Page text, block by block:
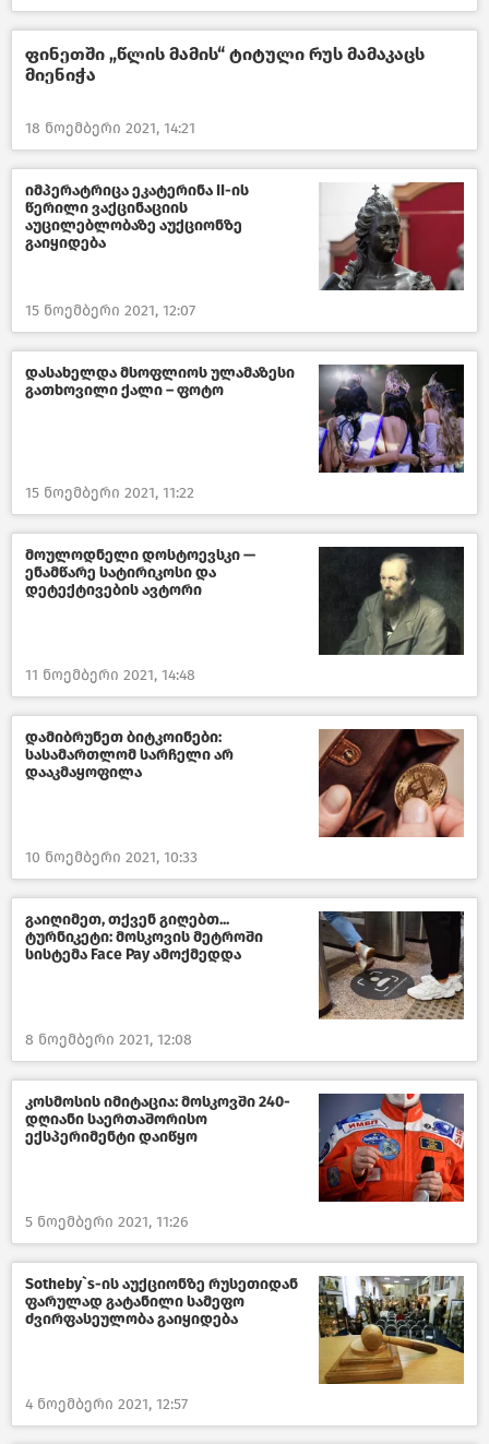
ფინეთში „წლის მამის“ ტიტული რუს მამაკაცს
მიენიჭა
18 ნოემბერი 2021, 14:21
იმპერატრიცა ეკატერინა II-ის
წერილი ვაქცინაციის
აუცილებლობაზე აუქციონზე
გაიყიდება
15 ნოემბერი 2021, 12:07
დასახელდა მსოფლიოს ულამაზესი
გათხოვილი ქალი – ფოტო
15 ნოემბერი 2021, 11:22
მოულოდნელი დოსტოევსკი —
ენამწარე სატირიკოსი და
დეტექტივების ავტორი
11 ნოემბერი 2021, 14:48
დამიბრუნეთ ბიტკოინები:
სასამართლომ სარჩელი არ
დააკმაყოფილა
10 ნოემბერი 2021, 10:33
გაიღიმეთ, თქვენ გიღებთ...
ტურნიკეტი: მოსკოვის მეტროში
სისტემა Face Pay ამოქმედდა
8 ნოემბერი 2021, 12:08
კოსმოსის იმიტაცია: მოსკოვში 240-
დღიანი საერთაშორისო
ექსპერიმენტი დაიწყო
5 ნოემბერი 2021, 11:26
Sotheby`s-ის აუქციონზე რუსეთიდან
ფარულად გატანილი სამეფო
ძვირფასეულობა გაიყიდება
4 ნოემბერი 2021, 12:57